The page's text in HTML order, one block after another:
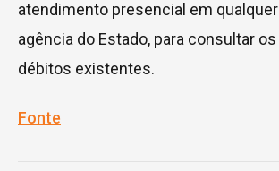
atendimento presencial em qualquer
agência do Estado, para consultar os
débitos existentes.
Fonte